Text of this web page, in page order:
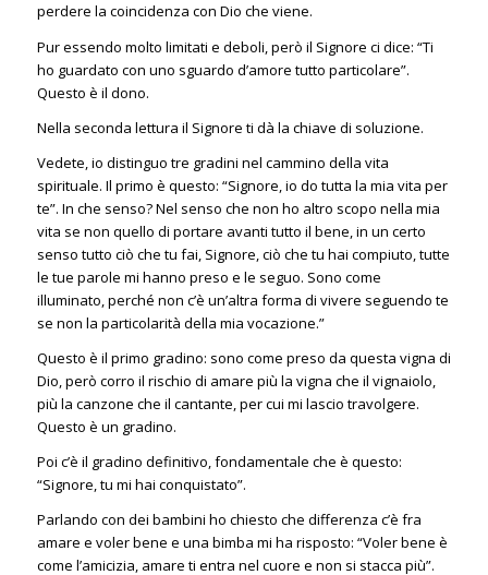
perdere la coincidenza con Dio che viene.
Pur essendo molto limitati e deboli, però il Signore ci dice: “Ti
ho guardato con uno sguardo d’amore tutto particolare”.
Questo è il dono.
Nella seconda lettura il Signore ti dà la chiave di soluzione.
Vedete, io distinguo tre gradini nel cammino della vita
spirituale. Il primo è questo: “Signore, io do tutta la mia vita per
te”. In che senso? Nel senso che non ho altro scopo nella mia
vita se non quello di portare avanti tutto il bene, in un certo
senso tutto ciò che tu fai, Signore, ciò che tu hai compiuto, tutte
le tue parole mi hanno preso e le seguo. Sono come
illuminato, perché non c’è un’altra forma di vivere seguendo te
se non la particolarità della mia vocazione.”
Questo è il primo gradino: sono come preso da questa vigna di
Dio, però corro il rischio di amare più la vigna che il vignaiolo,
più la canzone che il cantante, per cui mi lascio travolgere.
Questo è un gradino.
Poi c’è il gradino definitivo, fondamentale che è questo:
“Signore, tu mi hai conquistato”.
Parlando con dei bambini ho chiesto che differenza c’è fra
amare e voler bene e una bimba mi ha risposto: “Voler bene è
come l’amicizia, amare ti entra nel cuore e non si stacca più”.